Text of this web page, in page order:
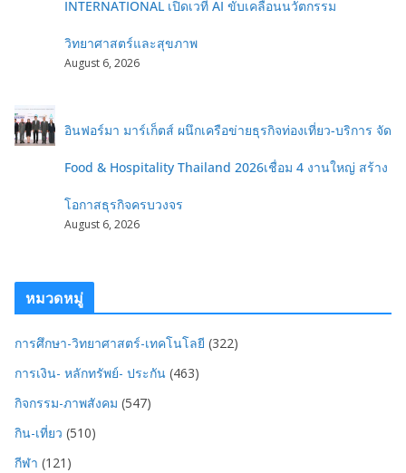
INTERNATIONAL เปิดเวที AI ขับเคลื่อนนวัตกรรม
วิทยาศาสตร์และสุขภาพ
August 6, 2026
อินฟอร์มา มาร์เก็ตส์ ผนึกเครือข่ายธุรกิจท่องเที่ยว-บริการ จัด
Food & Hospitality Thailand 2026เชื่อม 4 งานใหญ่ สร้าง
โอกาสธุรกิจครบวงจร
August 6, 2026
หมวดหมู่
การศึกษา-วิทยาศาสตร์-เทคโนโลยี (322)
การเงิน- หลักทรัพย์- ประกัน (463)
กิจกรรม-ภาพสังคม (547)
กิน-เที่ยว (510)
กีฬา (121)